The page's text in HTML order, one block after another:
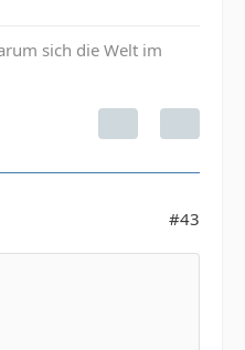
sich die Welt im
#43